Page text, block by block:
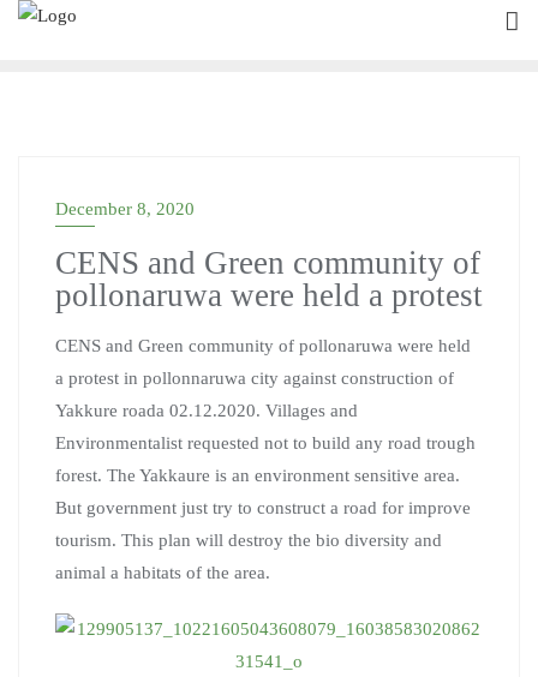
Skip
December 8, 2020
CENS and Green community of
pollonaruwa were held a protest
CENS and Green community of pollonaruwa were held
a protest in pollonnaruwa city against construction of
Yakkure roada 02.12.2020. Villages and
Environmentalist requested not to build any road trough
forest. The Yakkaure is an environment sensitive area.
But government just try to construct a road for improve
tourism. This plan will destroy the bio diversity and
animal a habitats of the area.